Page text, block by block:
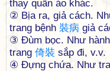
thay quần áo khác.
② Bịa ra, giả cách.
trang bệnh 裝病 giả
③ Ðùm bọc. Như
trang 倚裝 sắp đi, v.v.
④ Ðựng chứa. Như